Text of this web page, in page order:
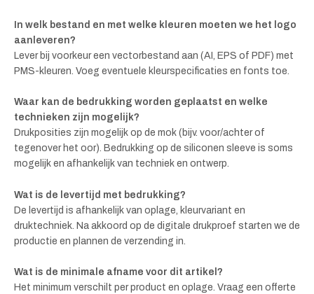
In welk bestand en met welke kleuren moeten we het logo
aanleveren?
Lever bij voorkeur een vectorbestand aan (AI, EPS of PDF) met
PMS-kleuren. Voeg eventuele kleurspecificaties en fonts toe.
Waar kan de bedrukking worden geplaatst en welke
technieken zijn mogelijk?
Drukposities zijn mogelijk op de mok (bijv. voor/achter of
tegenover het oor). Bedrukking op de siliconen sleeve is soms
mogelijk en afhankelijk van techniek en ontwerp.
Wat is de levertijd met bedrukking?
De levertijd is afhankelijk van oplage, kleurvariant en
druktechniek. Na akkoord op de digitale drukproef starten we de
productie en plannen de verzending in.
Wat is de minimale afname voor dit artikel?
Het minimum verschilt per product en oplage. Vraag een offerte